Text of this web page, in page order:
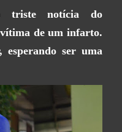
triste notícia do
de um infarto.
ser uma